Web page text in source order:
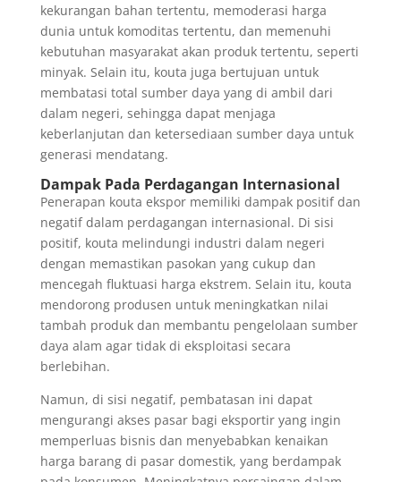
kekurangan bahan tertentu, memoderasi harga
dunia untuk komoditas tertentu, dan memenuhi
kebutuhan masyarakat akan produk tertentu, seperti
minyak. Selain itu, kouta juga bertujuan untuk
membatasi total sumber daya yang di ambil dari
dalam negeri, sehingga dapat menjaga
keberlanjutan dan ketersediaan sumber daya untuk
generasi mendatang.
Dampak Pada Perdagangan Internasional
Penerapan kouta ekspor memiliki dampak positif dan
negatif dalam perdagangan internasional. Di sisi
positif, kouta melindungi industri dalam negeri
dengan memastikan pasokan yang cukup dan
mencegah fluktuasi harga ekstrem. Selain itu, kouta
mendorong produsen untuk meningkatkan nilai
tambah produk dan membantu pengelolaan sumber
daya alam agar tidak di eksploitasi secara
berlebihan.
Namun, di sisi negatif, pembatasan ini dapat
mengurangi akses pasar bagi eksportir yang ingin
memperluas bisnis dan menyebabkan kenaikan
harga barang di pasar domestik, yang berdampak